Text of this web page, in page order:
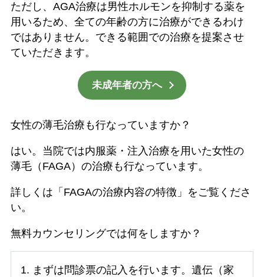
ただし、AGA治療は男性ホルモンを抑制する薬を
用いるため、全ての年齢の方に治療ができるわけ
ではありません。できる範囲での治療を提案させ
ていただきます。
未成年者の方へ
女性の薄毛治療も行なっていますか？
はい。当院では内服薬・注入治療を用いた女性の
薄毛（FAGA）の治療も行なっています。
詳しくは「FAGAの治療内容の特徴」をご覧くださ
い。
無料カウンセリングでは何をしますか？
まずは問診票の記入を行います。遺伝（家